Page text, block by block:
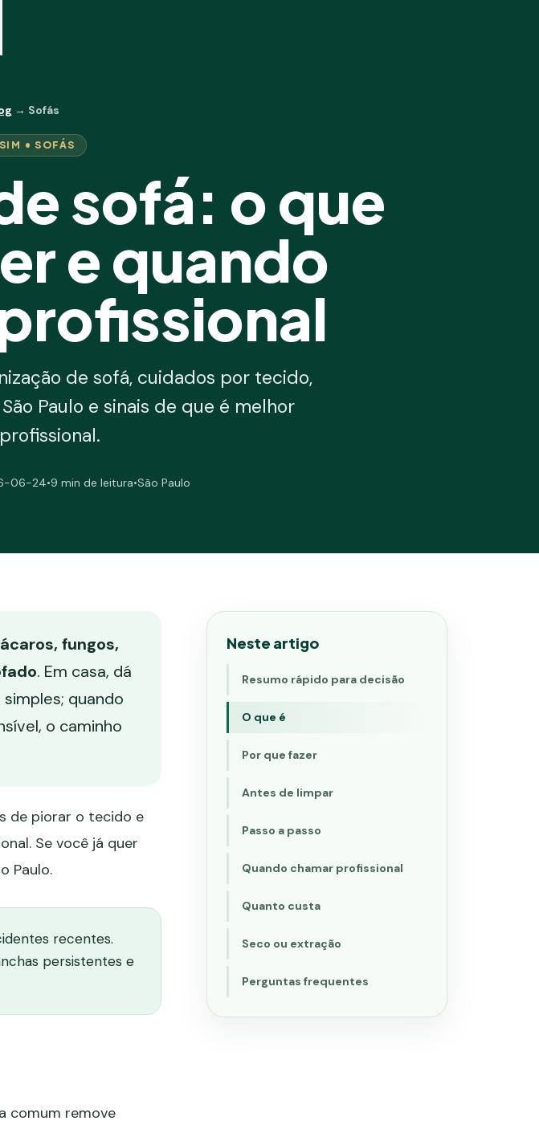
→ Sofás
• SOFÁS
sofá: o que
e quando
de sofá, cuidados por tecido,
Paulo e sinais de que é melhor
06-24•9 min de leitura•São Paulo
fungos,
. Em casa, dá
quando
o caminho
de piorar o tecido e
Se você já quer
Paulo.
recentes.
persistentes e
comum remove
Neste artigo
Resumo rápido para decisão
O que é
Por que fazer
Antes de limpar
Passo a passo
Quando chamar profissional
Quanto custa
Seco ou extração
Perguntas frequentes